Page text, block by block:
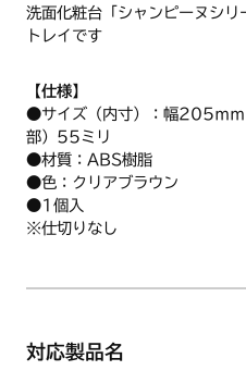
洗面化粧台「シャンピーヌシ
トレイです
【仕様】
●サイズ（内寸）：幅205ｍ
部）55ミリ
●材質：ABS樹脂
●色：クリアブラウン
●1個入
※仕切りなし
対応製品名